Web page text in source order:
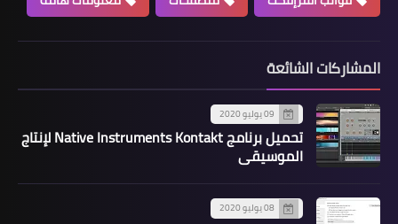
المشاركات الشائعة
09 يوليو 2020
تحميل برنامج Native Instruments Kontakt لإنتاج
الموسيقى
08 يوليو 2020